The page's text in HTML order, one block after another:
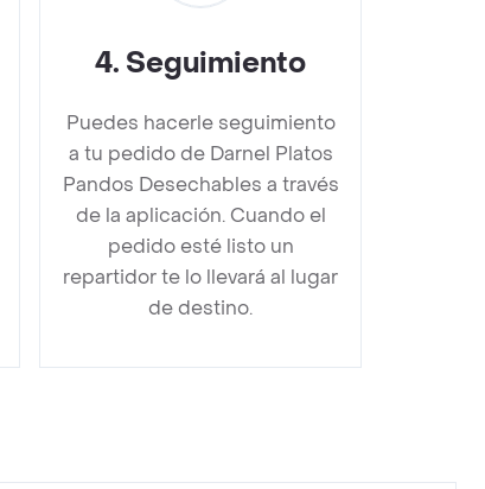
4. Seguimiento
Puedes hacerle seguimiento
a tu pedido de Darnel Platos
Pandos Desechables a través
de la aplicación. Cuando el
pedido esté listo un
repartidor te lo llevará al lugar
de destino.